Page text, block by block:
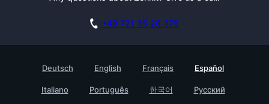
Empresa
Find a Partner
+49 721 35 28 375
Deutsch English Français Español
Italiano Português 한국어 Русский